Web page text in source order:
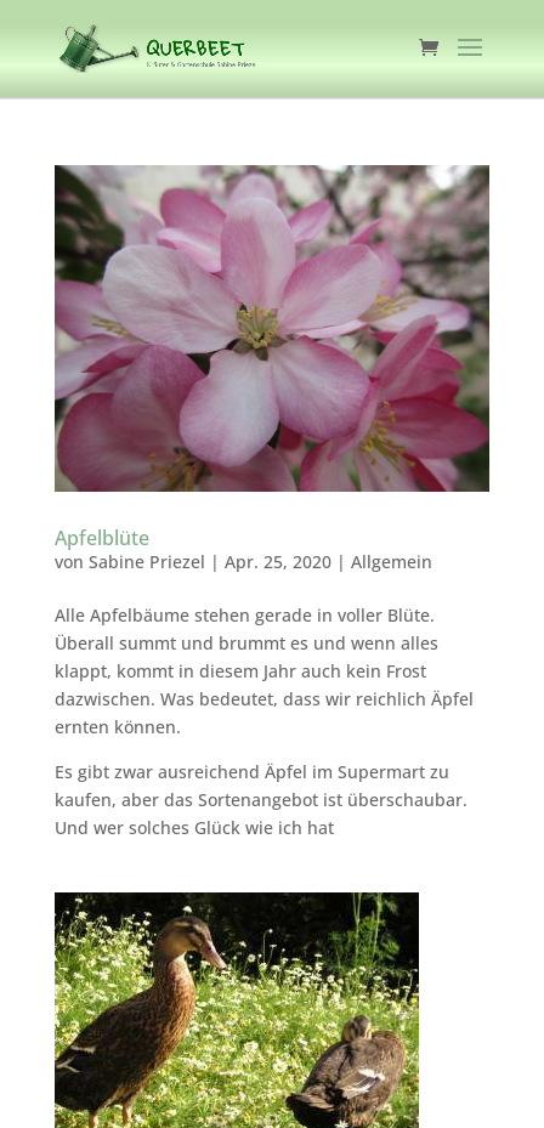
Apfelblüte
von Sabine Priezel | Apr. 25, 2020| Allgemein
Alle Apfelbäume stehen gerade in voller Blüte.
Überall summt und brummt es und wenn alles
klappt, kommt in diesem Jahr auch kein Frost
dazwischen. Was bedeutet, dass wir reichlich Äpfel
ernten können.
Es gibt zwar ausreichend Äpfel im Supermart zu
kaufen, aber das Sortenangebot ist überschaubar.
Und wer solches Glück wie ich hat